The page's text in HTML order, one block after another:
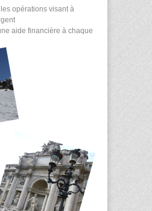
opérations visant à
aide financière à chaque